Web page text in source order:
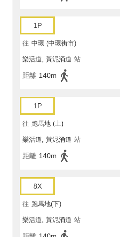
1P
往 中環 (中環街市)
樂活道, 黃泥涌道 站
距離 140m
1P
往 跑馬地 (上)
樂活道, 黃泥涌道 站
距離 140m
8X
往 跑馬地(下)
樂活道, 黃泥涌道 站